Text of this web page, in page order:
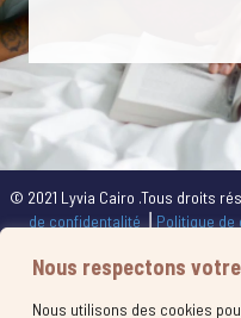
Nous respectons
Nous utilisons des cookies
© 2021 Lyvia Cairo .Tous droits
de confidentalité
Politique de